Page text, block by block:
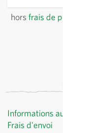
hors frais de port
Informations au client
Frais d'envoi